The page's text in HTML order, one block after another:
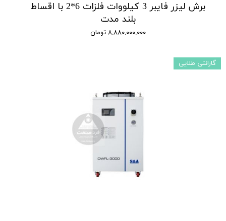
برش لیزر فایبر 3 کیلووات فلزات 6*2 با اقساط
بلند مدت
۸,۸۸۰,۰۰۰,۰۰۰ تومان
گارانتی طلایی